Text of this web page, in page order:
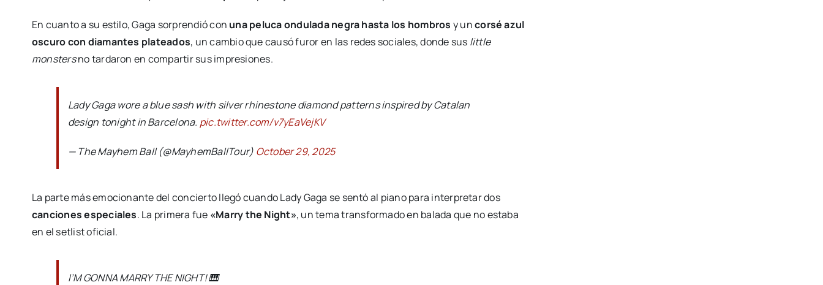
En cuanto a su estilo, Gaga sorprendió con una peluca ondulada negra hasta los hombros y uncorsé azul
oscuro con diamantes plateados, un cambio que causó furor en las redes sociales, donde sus little
monstersno tardaron en compartir sus impresiones.
Lady Gaga wore a blue sash with silver rhinestone diamond patterns inspired by Catalan
design tonight in Barcelona. pic.twitter.com/v7yEaVejKV
— The Mayhem Ball (@MayhemBallTour) October 29, 2025
La parte más emocionante del concierto llegó cuando Lady Gaga se sentó al piano para interpretar dos
canciones especiales. La primera fue «Marry the Night», un tema transformado en balada que no estaba
en el setlist oficial.
I’M GONNA MARRY THE NIGHT! 🎹